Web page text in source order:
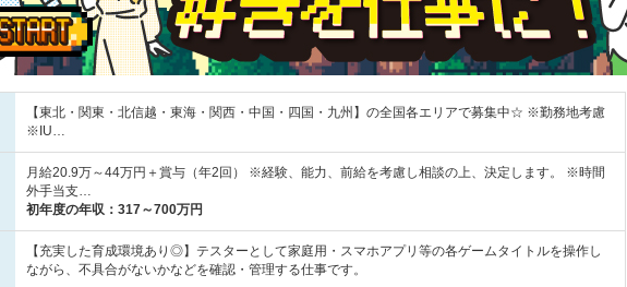
【東北・関東・北信越・東海・関西・中国・四国・九州】の全国各エリアで募集中☆ ※勤務地考慮
※IU…
月給20.9万～44万円＋賞与（年2回） ※経験、能力、前給を考慮し相談の上、決定します。 ※時間
外手当支…
初年度の年収： 317～700万円
【充実した育成環境あり◎】テスターとして家庭用・スマホアプリ等の各ゲームタイトルを操作し
ながら、不具合がないかなどを確認・管理する仕事です。